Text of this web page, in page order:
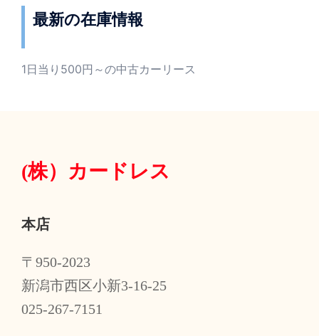
最新の在庫情報
1日当り500円～の中古カーリース
(株） カードレス
本店
〒950-2023
新潟市西区小新3-16-25
025-267-7151